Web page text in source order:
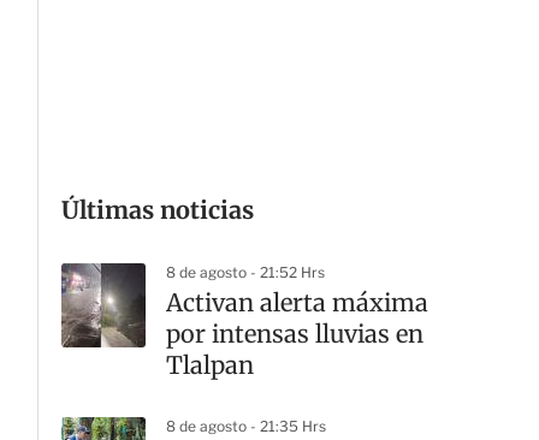
Últimas noticias
8 de agosto - 21:52 Hrs
Activan alerta máxima
por intensas lluvias en
Tlalpan
8 de agosto - 21:35 Hrs